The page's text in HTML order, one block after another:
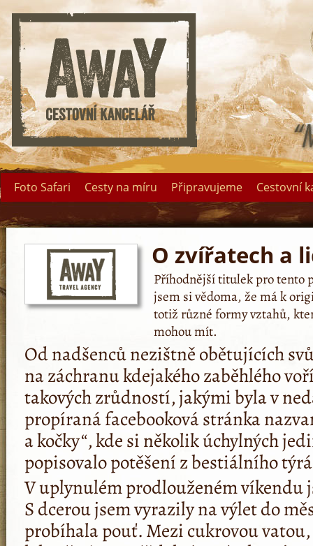
Foto Safari Cesty na míru Připravujeme Cestovní
O zvířatech a
Příhodnější titulek pro tento
jsem si vědoma, že má k
totiž různé formy vztahů,
mohou mít.
Od nadšenců nezištně obětujících
na záchranu kdejakého zaběhlého
takových zrůdností, jakými byla v
propíraná facebooková stránka
a kočky“, kde si několik úchylných
popisovalo potěšení z bestiálního
V uplynulém prodlouženém víkendu
S dcerou jsem vyrazily na výlet do
probíhala pouť. Mezi cukrovou